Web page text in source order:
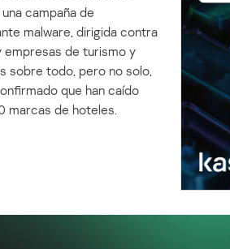
campaña de
malware, dirigida contra
empresas de turismo y
sobre todo, pero no solo,
que han caído
marcas de hoteles.